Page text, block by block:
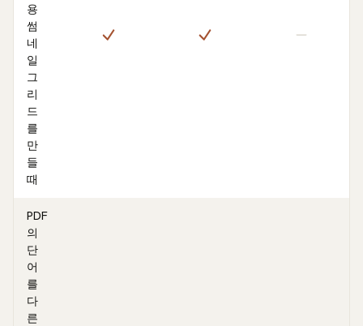
용
썸
네
일
그
리
드
를
만
들
때
PDF
의
단
어
를
다
른